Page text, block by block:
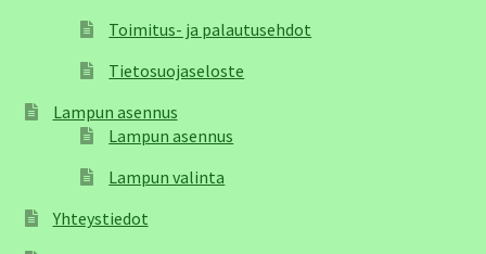
Toimitus- ja palautusehdot
Tietosuojaseloste
Lampun asennus
Lampun asennus
Lampun valinta
Yhteystiedot